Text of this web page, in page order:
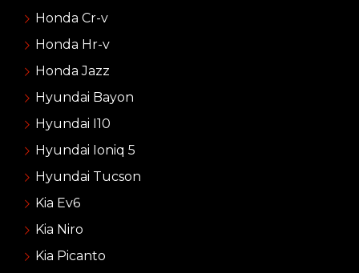
Honda Cr-v
Honda Hr-v
Honda Jazz
Hyundai Bayon
Hyundai I10
Hyundai Ioniq 5
Hyundai Tucson
Kia Ev6
Kia Niro
Kia Picanto